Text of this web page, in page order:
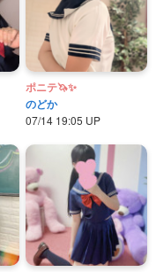
ポニテ🦄✨
のどか
07/14 19:05 UP